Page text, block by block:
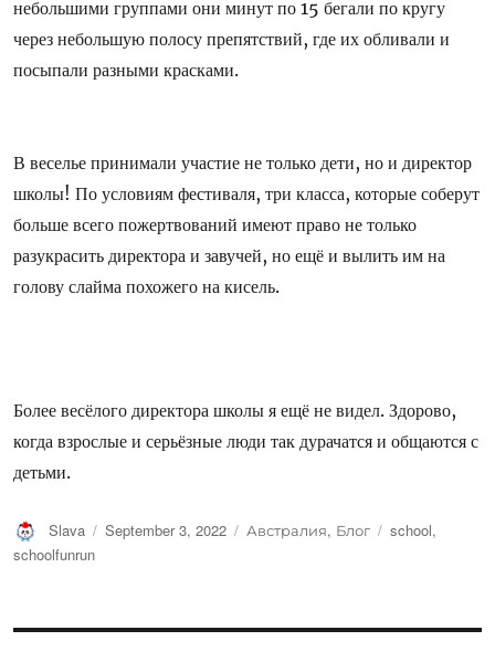
небольшими группами они минут по 15 бегали по кругу
через небольшую полосу препятствий, где их обливали и
посыпали разными красками.
В веселье принимали участие не только дети, но и директор
школы! По условиям фестиваля, три класса, которые соберут
больше всего пожертвований имеют право не только
разукрасить директора и завучей, но ещё и вылить им на
голову слайма похожего на кисель.
Более весёлого директора школы я ещё не видел. Здорово,
когда взрослые и серьёзные люди так дурачатся и общаются с
детьми.
Author
Slava
Posted
September 3, 2022 Categories
Австралия, Блог Tags
school,
schoolfunrun